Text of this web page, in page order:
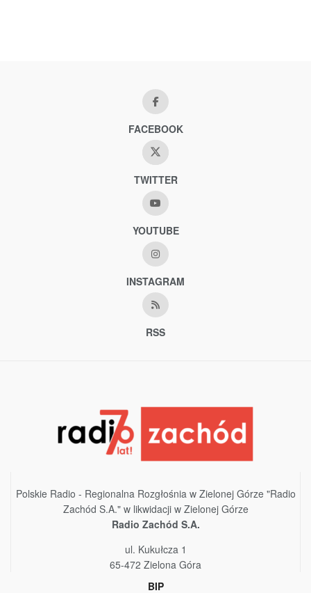
FACEBOOK
TWITTER
YOUTUBE
INSTAGRAM
RSS
Polskie Radio - Regionalna Rozgłośnia w Zielonej Górze "Radio
Zachód S.A." w likwidacji w Zielonej Górze
Radio Zachód S.A.
ul. Kukułcza 1
65-472 Zielona Góra
BIP